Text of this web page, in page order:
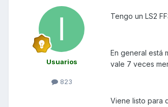
Usuarios
823
Tengo un LS2
En general está
vale 7 veces
Viene listo para